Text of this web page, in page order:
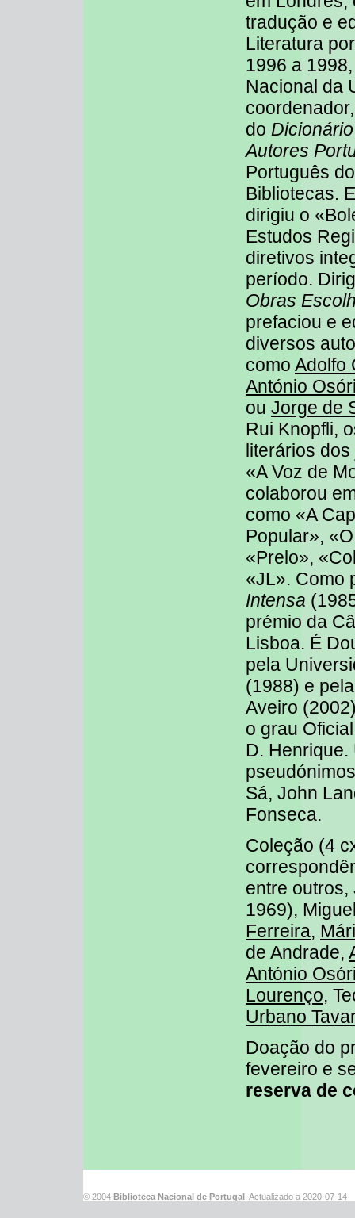
tradução e
Literatura
1996 a
Nacional da
do
Autores
Português
Bibliotecas.
dirigiu o
Estudos
diretivos
período.
Obras
prefaciou e
diversos
como Adolfo
António
ou Jorge de
Rui Knopfli,
literários
«A Voz de
colaborou
como «A
Popular»,
«Prelo»,
«JL». Como
Intensa
prémio da
Lisboa. É
pela
(1988) e
Aveiro
o grau
D. Henrique.
Sá, John
Fonseca.
Coleção (4
entre
1969),
Ferreira,
de Andrade,
António
Lourenço,
Urbano
Doação do
fevereiro e
reserva de
© 2004 Biblioteca Nacional de Portugal . Actualizado a 2020-07-14